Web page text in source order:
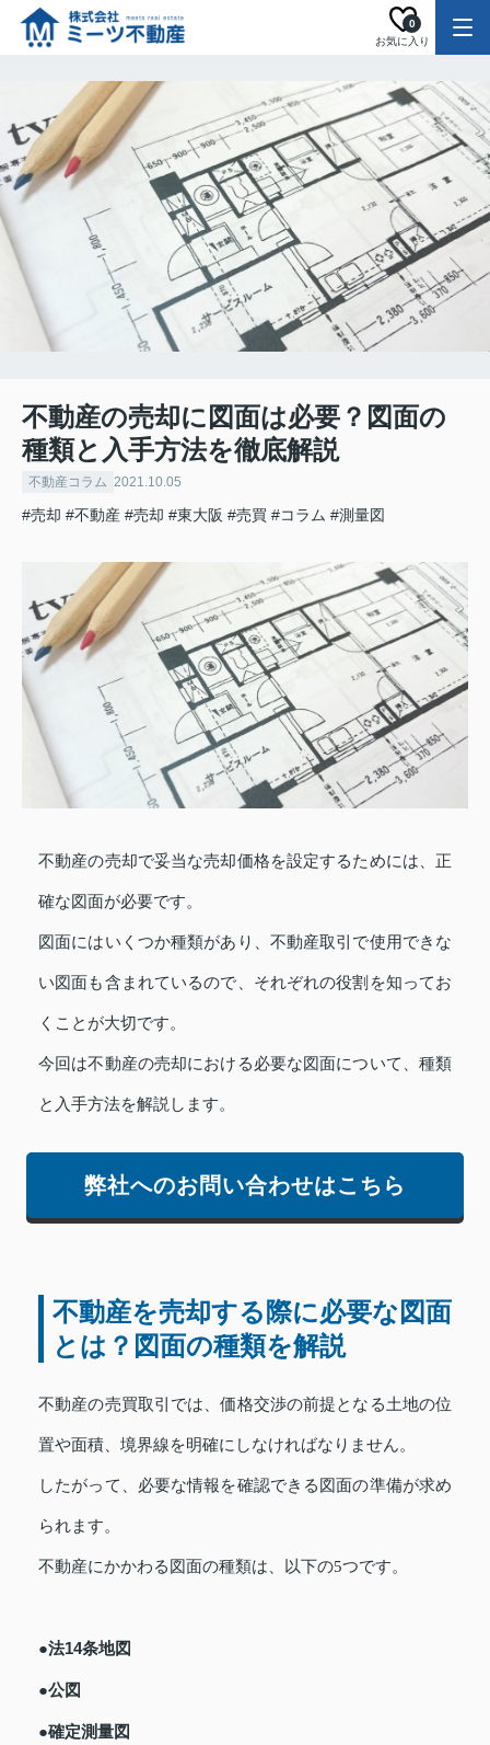
お気に入り
0
不動産の売却に図面は必要？図面の
種類と入手方法を徹底解説
不動産コラム 2021.10.05
#売却 #不動産 #売却 #東大阪 #売買 #コラム #測量図
不動産の売却で妥当な売却価格を設定するためには、正
確な図面が必要です。
図面にはいくつか種類があり、不動産取引で使用できな
い図面も含まれているので、それぞれの役割を知ってお
くことが大切です。
今回は不動産の売却における必要な図面について、種類
と入手方法を解説します。
弊社へのお問い合わせはこちら
不動産を売却する際に必要な図面
とは？図面の種類を解説
不動産の売買取引では、価格交渉の前提となる土地の位
置や面積、境界線を明確にしなければなりません。
したがって、必要な情報を確認できる図面の準備が求め
られます。
不動産にかかわる図面の種類は、以下の5つです。
●法14条地図
●公図
●確定測量図